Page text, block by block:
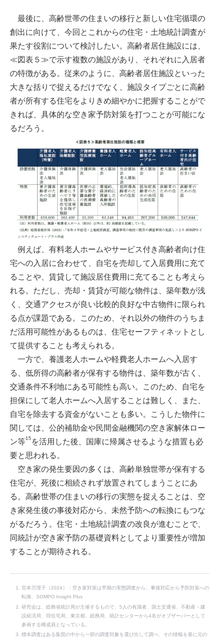
最後に、高齢世帯の住まいの移行と新しい住宅循環の
創出に向けて、今回とこれからの住宅・土地統計調査が
果たす役割について検討したい。高齢者居住施設には、
≪図表５≫で示す複数の施設があり、それぞれに入居者
の特徴がある。従来のように、高齢者居住施設といった
大きな括りで捉えるだけでなく、施設タイプごとに高齢
者が所有する住宅をよりきめ細やかに把握することがで
きれば、具体的な空き家予防対策を打つことが可能にな
るだろう。
例えば、有料老人ホームやサービス付き高齢者向け住
宅への入居に合わせて、自宅を売却して入居費用に充て
ることや、賃貸して施設居住費用に充てることも考えら
れる。ただし、売却・賃貸が可能な物件は、築年数が浅
く、交通アクセスが良い比較的良好な中古物件に限られ
る点が課題である。このため、それ以外の物件のうちま
だ活用可能性があるものは、住宅セーフティネットとし
て提供することも考えられる。
一方で、養護老人ホームや軽費老人ホームへ入居す
る、低所得の高齢者が保有する物件は、築年数が古く、
交通条件不利地にある可能性も高い。このため、自宅を
担保にして老人ホームへ入居することは難しく、また、
自宅を除去する資金がないことも多い。こうした物件に
関しては、公的補助金や民間金融機関の空き家解体ロー
ン等15 を活用した後、国庫に帰属させるような措置も必
要と思われる。
空き家の発生要因の多くは、高齢単独世帯が保有する
住宅が、死後に相続されず放置されてしまうことにあ
る。高齢世帯の住まいの移行の実態を捉えることは、空
き家発生後の事後対応から、未然予防への転換にもつな
がるだろう。住宅・土地統計調査の改良が進むことで、
同統計が空き家予防の基礎資料としてより重要性が増加
することが期待される。
宮本万理子（2024）：空き家対策は早期の実態調査から、事後対応から予防対策への
転換、SOMPO Insight Plus
研究会は、総務省統計局が主催するもので、5人の有識者、国土交通省、不動産・建
設経済局、同住宅局、東京都、総務局、統計センターから4名がオブザーバーとして
参画する構成員となっている。
標本調査はある集団の中から一部の調査対象を選び出して調べ、その情報を基に元の